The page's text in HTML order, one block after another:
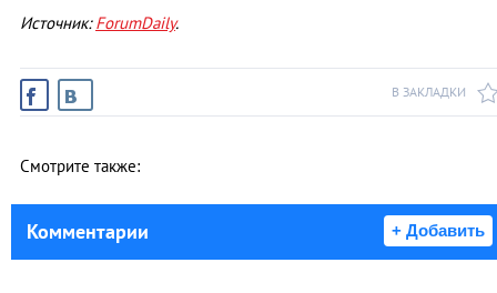
Источник:ForumDaily.
В ЗАКЛАДКИ
Смотрите также:
Комментарии + Добавить